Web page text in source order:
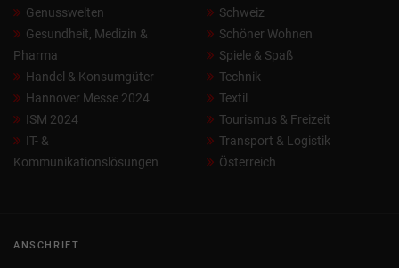
Genusswelten
Gesundheit, Medizin &
Pharma
Handel & Konsumgüter
Hannover Messe 2024
ISM 2024
IT- &
Kommunikationslösungen
Schweiz
Schöner Wohnen
Spiele & Spaß
Technik
Textil
Tourismus & Freizeit
Transport & Logistik
Österreich
ANSCHRIFT